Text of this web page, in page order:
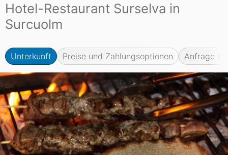
Hotel-Restaurant Surselva in
Surcuolm
Unterkunft Preise und Zahlungsoptionen Anfrage